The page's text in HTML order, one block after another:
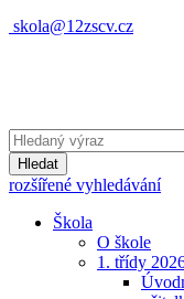
skola@12zscv.cz
Hledat
rozšířené vyhledávání
Škola
O škole
1. třídy